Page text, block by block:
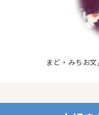
まど・みちお